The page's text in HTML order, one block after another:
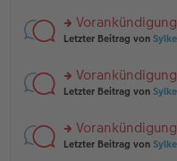
g
B
ei
g
es
e
B
ei
g
u
n
es
e
B
ei
rs
u
n
es
e
Letzter Beitrag von Sylke
rs
u
n
Letzter Beitrag von Sylke
rs
Letzter Beitrag von Sylke